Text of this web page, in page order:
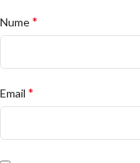
Nume*
Email *